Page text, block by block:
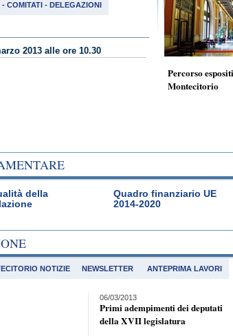
2013 alle ore 10.30
- COMITATI - DELEGAZIONI
Percorso
Montecitorio
della
Quadro finanziario UE
2014-2020
06/03/2013
Primi adempimenti dei deputati
della XVII legislatura
NOTIZIE ANTEPRIMA LAVORI
NEWSLETTER